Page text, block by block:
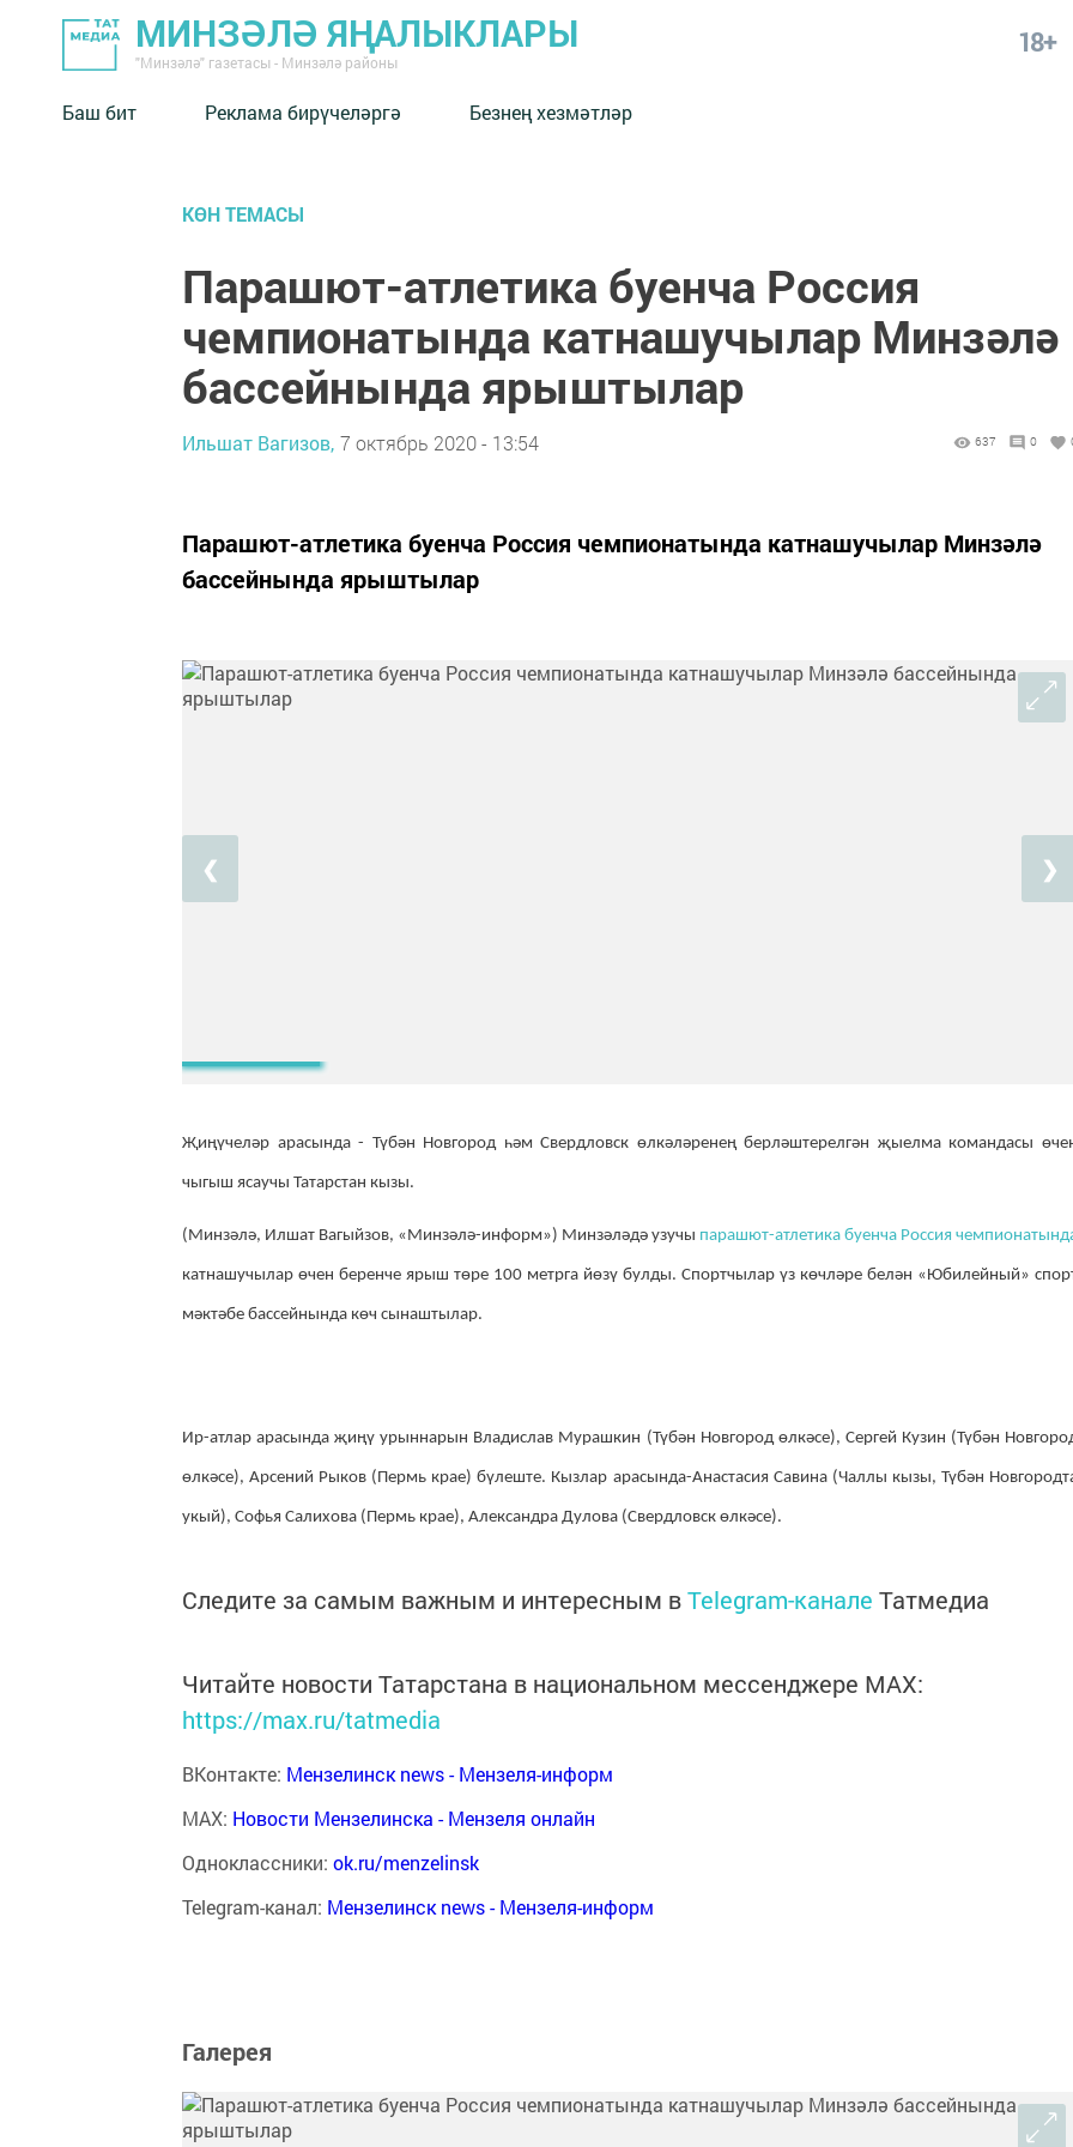
МИНЗӘЛӘ ЯҢАЛЫКЛАРЫ
"Минзәлә" газетасы - Минзәлә районы
18+
Баш бит Реклама бирүчеләргә Безнең хезмәтләр
КӨН ТЕМАСЫ
Парашют-атлетика буенча Россия
чемпионатында катнашучылар Минзәлә
бассейнында ярыштылар
Ильшат Вагизов, 7 октябрь 2020 - 13:54 637 0
Парашют-атлетика буенча Россия чемпионатында катнашучылар Минзәлә
бассейнында ярыштылар
❮ ❯
Җиңүчеләр арасында - Түбән Новгород һәм Свердловск өлкәләренең берләштерелгән җыелма командасы
чыгыш ясаучы Татарстан кызы.
(Минзәлә, Илшат Вагыйзов, «Минзәлә-информ») Минзәләдә узучы парашют-атлетика буенча Россия
катнашучылар өчен беренче ярыш төре 100 метрга йөзү булды. Спортчылар үз көчләре белән «Юбилейный»
мәктәбе бассейнында көч сынаштылар.
Ир-атлар арасында җиңү урыннарын Владислав Мурашкин (Түбән Новгород өлкәсе), Сергей Кузин (Түбән
өлкәсе), Арсений Рыков (Пермь крае) бүлеште. Кызлар арасында-Анастасия Савина (Чаллы кызы, Түбән
укый), Софья Салихова (Пермь крае), Александра Дулова (Свердловск өлкәсе).
Следите за самым важным и интересным вTelegram-канале Татмедиа
Читайте новости Татарстана в национальном мессенджере MАХ:
https://max.ru/tatmedia
ВКонтакте: Мензелинск news - Мензеля-информ
MAX: Новости Мензелинска - Мензеля онлайн
Одноклассники: ok.ru/menzelinsk
Telegram-канал: Мензелинск news - Мензеля-информ
Галерея